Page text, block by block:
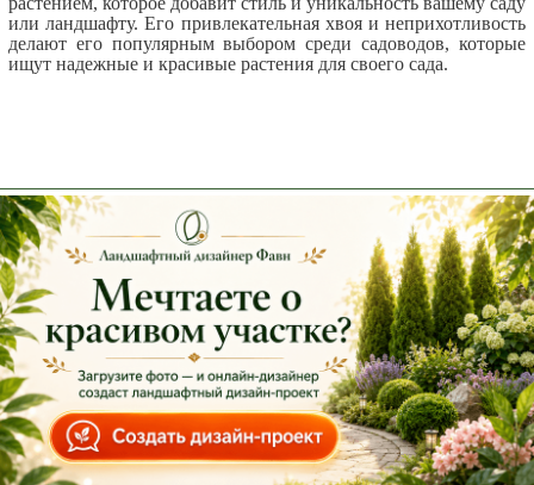
или ландшафту. Его привлекательная хвоя и неприхотливость
делают его популярным выбором среди садоводов, которые
ищут надежные и красивые растения для своего сада.